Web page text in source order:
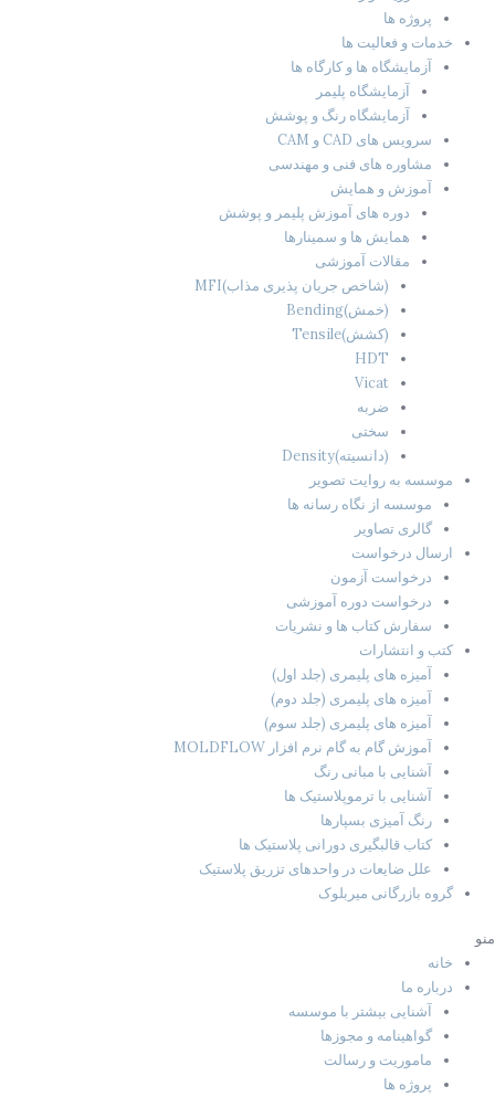
پروژه ها
خدمات و فعالیت ها
آزمایشگاه ها و کارگاه ها
آزمایشگاه پلیمر
آزمایشگاه رنگ و پوشش
سرویس های CAD و CAM
مشاوره های فنی و مهندسی
آموزش و همایش
دوره های آموزش پلیمر و پوشش
همایش ها و سمینارها
مقالات آموزشی
(شاخص جریان پذیری مذاب)MFI
(خمش)Bending
(کشش)Tensile
HDT
Vicat
ضربه
سختی
(دانسیته)Density
موسسه به روایت تصویر
موسسه از نگاه رسانه ها
گالری تصاویر
ارسال درخواست
درخواست آزمون
درخواست دوره آموزشی
سفارش کتاب ها و نشریات
کتب و انتشارات
آمیزه های پلیمری (جلد اول)
آمیزه های پلیمری (جلد دوم)
آمیزه های پلیمری (جلد سوم)
آموزش گام به گام نرم افزار MOLDFLOW
آشنایی با مبانی رنگ
آشنایی با ترموپلاستیک ها
رنگ آمیزی بسپارها
کتاب قالبگیری دورانی پلاستیک ها
علل ضایعات در واحدهای تزریق پلاستیک
گروه بازرگانی میربلوک
منو
خانه
درباره ما
آشنایی بیشتر با موسسه
گواهینامه و مجوزها
ماموریت و رسالت
پروژه ها